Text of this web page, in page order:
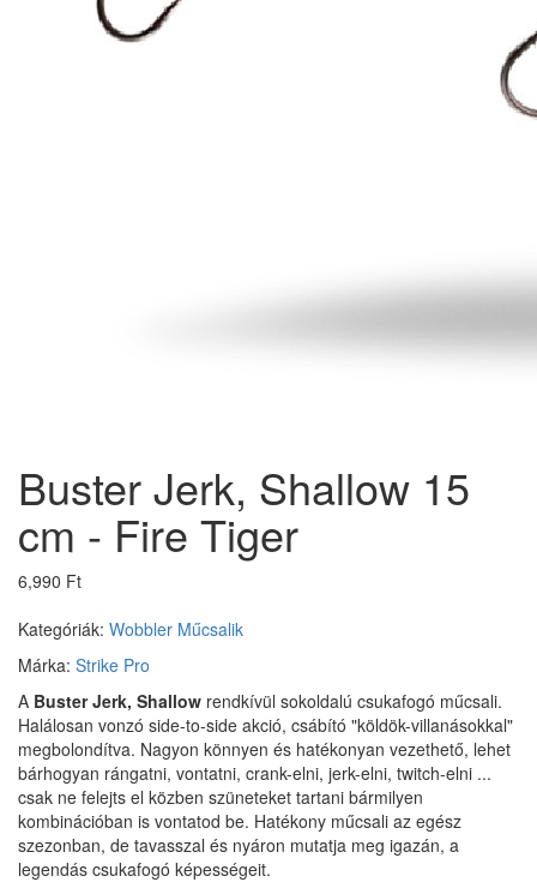
Buster Jerk, Shallow 15
cm - Fire Tiger
6,990 Ft
Kategóriák: Wobbler Műcsalik
Márka: Strike Pro
A Buster Jerk, Shallow rendkívül sokoldalú csukafogó műcsali.
Halálosan vonzó side-to-side akció, csábító "köldök-villanásokkal"
megbolondítva. Nagyon könnyen és hatékonyan vezethető, lehet
bárhogyan rángatni, vontatni, crank-elni, jerk-elni, twitch-elni ...
csak ne felejts el közben szüneteket tartani bármilyen
kombinációban is vontatod be. Hatékony műcsali az egész
szezonban, de tavasszal és nyáron mutatja meg igazán, a
legendás csukafogó képességeit.